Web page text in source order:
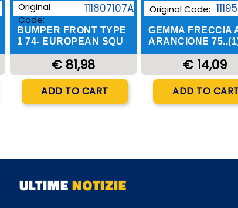
Original
Code:
111807107A
BUMPER FRONT TYPE
1 74- EUROPEAN SQU
€ 81,98
Quantity
ADD TO CART
Original Code:
GEMMA FRECCIA
ARANCIONE
€ 14,09
Quantity
ADD TO
ULTIMENOTIZIE